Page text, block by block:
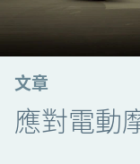
文章
應對電動